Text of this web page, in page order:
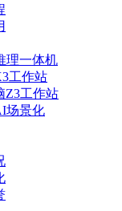
理一体机
工作站
Z3工作站
场景化